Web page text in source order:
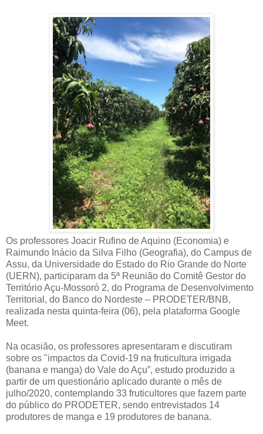
Os professores Joacir Rufino de Aquino (Economia) e
Raimundo Inácio da Silva Filho (Geografia), do Campus de
Assu, da Universidade do Estado do Rio Grande do Norte
(UERN), participaram da 5ª Reunião do Comitê Gestor do
Território Açu-Mossoró 2, do Programa de Desenvolvimento
Territorial, do Banco do Nordeste – PRODETER/BNB,
realizada nesta quinta-feira (06), pela plataforma Google
Meet.
Na ocasião, os professores apresentaram e discutiram
sobre os "impactos da Covid-19 na fruticultura irrigada
(banana e manga) do Vale do Açu”, estudo produzido a
partir de um questionário aplicado durante o mês de
julho/2020, contemplando 33 fruticultores que fazem parte
do público do PRODETER, sendo entrevistados 14
produtores de manga e 19 produtores de banana.